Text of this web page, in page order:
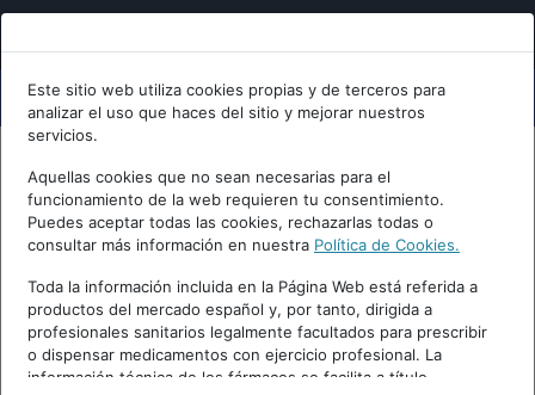
Este sitio web utiliza cookies propias y de terceros para
analizar el uso que haces del sitio y mejorar nuestros
servicios.
Aquellas cookies que no sean necesarias para el
funcionamiento de la web requieren tu consentimiento.
Puedes aceptar todas las cookies, rechazarlas todas o
consultar más información en nuestra Política de Cookies.
Toda la información incluida en la Página Web está referida a
productos del mercado español y, por tanto, dirigida a
profesionales sanitarios legalmente facultados para prescribir
o dispensar medicamentos con ejercicio profesional. La
información técnica de los fármacos se facilita a título